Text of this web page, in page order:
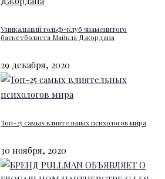
Уникальный гольф-клуб знаменитого
баскетболиста Майкла Джордана
29 декабря, 2020
Топ-25 самых влиятельных психологов мира
30 ноября, 2020